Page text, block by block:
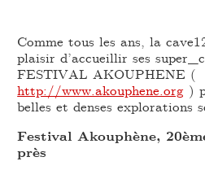
Comme tous les ans, la
plaisir d’accueillir ses
FESTIVAL AKOUPHENE (
http://www.akouphene.org )
belles et denses explorations
Festival Akouphène,
près